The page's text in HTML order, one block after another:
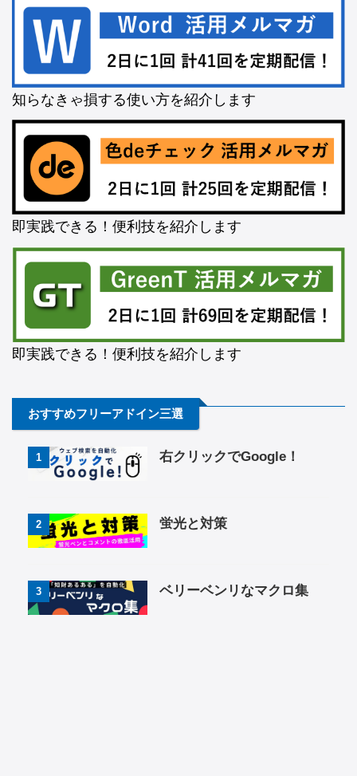
知らなきゃ損する使い方を紹介します
即実践できる！便利技を紹介します
即実践できる！便利技を紹介します
おすすめフリーアドイン三選
1 右クリックでGoogle！
2 蛍光と対策
3 ベリーベンリなマクロ集